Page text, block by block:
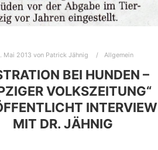
Mai 2013 von Patrick Jähnig Allgemein
BEI HUNDEN –
VOLKSZEITUNG“
INTERVIEW
MIT DR. JÄHNIG